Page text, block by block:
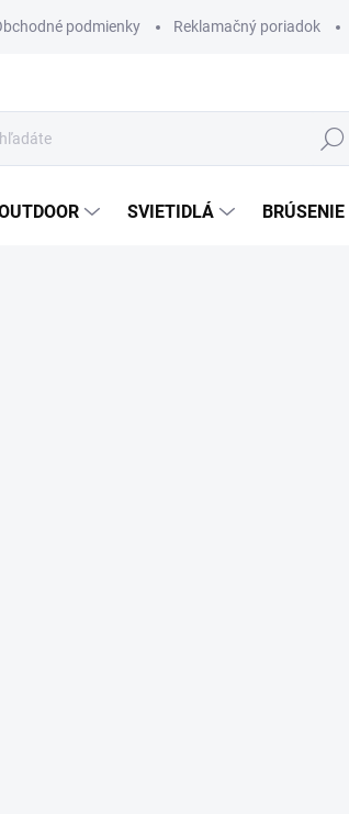
podmienky Reklamačný poriadok
Hľadať
SVIETIDLÁ BRÚSENIE